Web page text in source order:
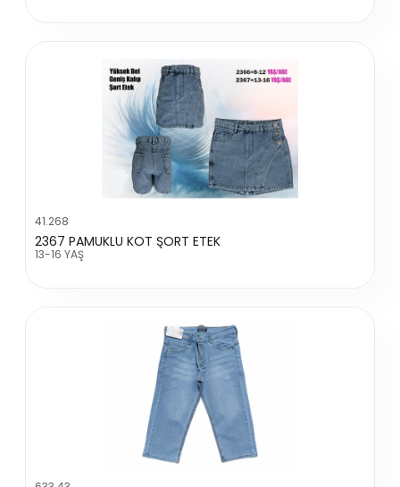
41.268
2367 PAMUKLU KOT ŞORT ETEK
13-16 YAŞ